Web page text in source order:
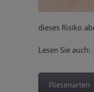
dieses Risiko
Lesen Sie auch:
Fliesenarten